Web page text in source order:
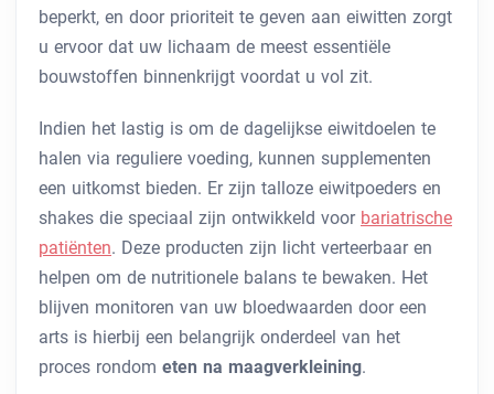
beperkt, en door prioriteit te geven aan eiwitten zorgt
u ervoor dat uw lichaam de meest essentiële
bouwstoffen binnenkrijgt voordat u vol zit.
Indien het lastig is om de dagelijkse eiwitdoelen te
halen via reguliere voeding, kunnen supplementen
een uitkomst bieden. Er zijn talloze eiwitpoeders en
shakes die speciaal zijn ontwikkeld voor bariatrische
patiënten. Deze producten zijn licht verteerbaar en
helpen om de nutritionele balans te bewaken. Het
blijven monitoren van uw bloedwaarden door een
arts is hierbij een belangrijk onderdeel van het
proces rondom eten na maagverkleining.